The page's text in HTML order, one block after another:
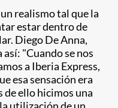
realismo tal que la
estar dentro de
Diego De Anna,
"Cuando se nos
a Iberia Express,
esa sensación era
de ello hicimos una